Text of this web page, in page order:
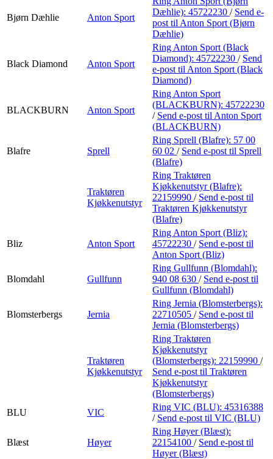
Bjørn Dæhlie Anton Sport
Dæhlie): 45722230 / Send e-
post til Anton Sport (Bjørn
Dæhlie)
Black Diamond Anton Sport
Ring Anton Sport (Black
Diamond): 45722230 / Send
e-post til Anton Sport (Black
Diamond)
BLACKBURN Anton Sport
Ring Anton Sport
(BLACKBURN): 45722230
/ Send e-post til Anton Sport
(BLACKBURN)
Blafre Sprell
Ring Sprell (Blafre): 57 00
60 02 / Send e-post til Sprell
(Blafre)
Traktøren
Kjøkkenutstyr
Ring Traktøren
Kjøkkenutstyr (Blafre):
22159990 / Send e-post til
Traktøren Kjøkkenutstyr
(Blafre)
Bliz Anton Sport
Ring Anton Sport (Bliz):
45722230 / Send e-post til
Anton Sport (Bliz)
Blomdahl Gullfunn
Ring Gullfunn (Blomdahl):
940 08 630 / Send e-post til
Gullfunn (Blomdahl)
Blomsterbergs Jernia
Ring Jernia (Blomsterbergs):
22710505 / Send e-post til
Jernia (Blomsterbergs)
Traktøren
Kjøkkenutstyr
Ring Traktøren
Kjøkkenutstyr
(Blomsterbergs): 22159990 /
Send e-post til Traktøren
Kjøkkenutstyr
(Blomsterbergs)
BLU
VIC
Ring VIC (BLU): 45316388
/ Send e-post til VIC (BLU)
Blæst Høyer
Ring Høyer (Blæst):
22154100 / Send e-post til
Høyer (Blæst)